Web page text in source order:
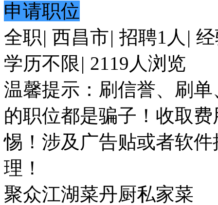
申请职位
全职| 西昌市| 招聘1人 |
学历不限 | 2119人浏览
温馨提示：刷信誉、刷
的职位都是骗子！收取
惕！涉及广告贴或者软
理！
聚众江湖菜丹厨私家菜